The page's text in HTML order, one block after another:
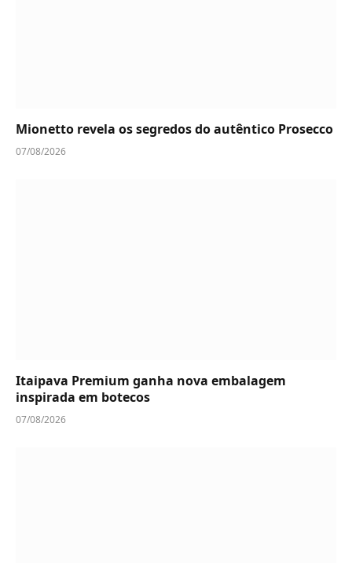
Mionetto revela os segredos do autêntico Prosecco
07/08/2026
Itaipava Premium ganha nova embalagem
inspirada em botecos
07/08/2026